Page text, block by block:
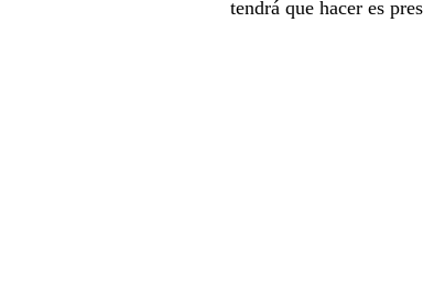
tendrá que hacer es